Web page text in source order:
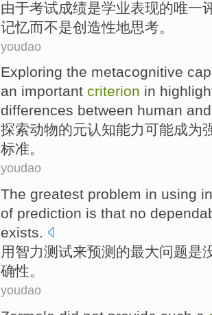
由于考试成绩是学业表现的唯一
记忆而不是创造性地思考。
youdao
Exploring the metacognitive
an important criterion in
differences between human and
探索动物的元认知能力可能成为
标准。
youdao
The greatest problem in using
of prediction is that no
exists.
用智力测试来预测 的最大问题是
确性。
youdao